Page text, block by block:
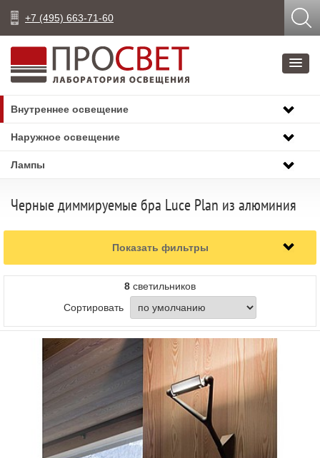
+7 (495) 663-71-60
Внутреннее освещение
Наружное освещение
Лампы
Черные диммируемые бра Luce Plan из алюминия
Показать фильтры
8 светильников
Сортировать